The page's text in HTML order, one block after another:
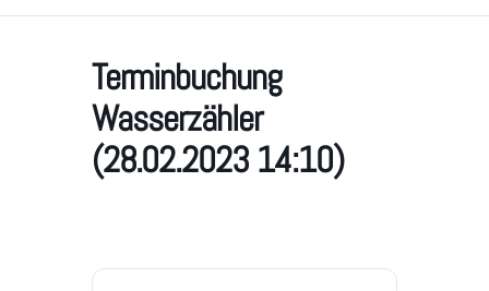
Terminbuchung
Wasserzähler
(28.02.2023 14:10)